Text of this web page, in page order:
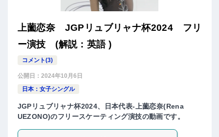
上薗恋奈 JGPリュブリャナ杯2024 フリ
ー演技 (解説：英語 )
コメント(3)
公開日： 2024年10月6日
日本：女子シングル
JGPリュブリャナ杯2024、日本代表-上薗恋奈(Rena
UEZONO)のフリースケーティング演技の動画です。